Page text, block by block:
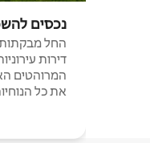
נכסים
החל מבקתות
דירות
המרוהטים
את כל